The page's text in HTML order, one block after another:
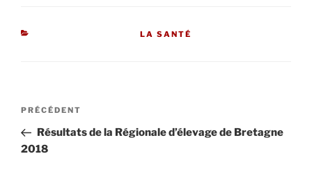
CATÉGORIES
LA SANTÉ
Navigation
de
l’article
Article
précédent
PRÉCÉDENT
Résultats de la Régionale d’élevage de Bretagne
2018